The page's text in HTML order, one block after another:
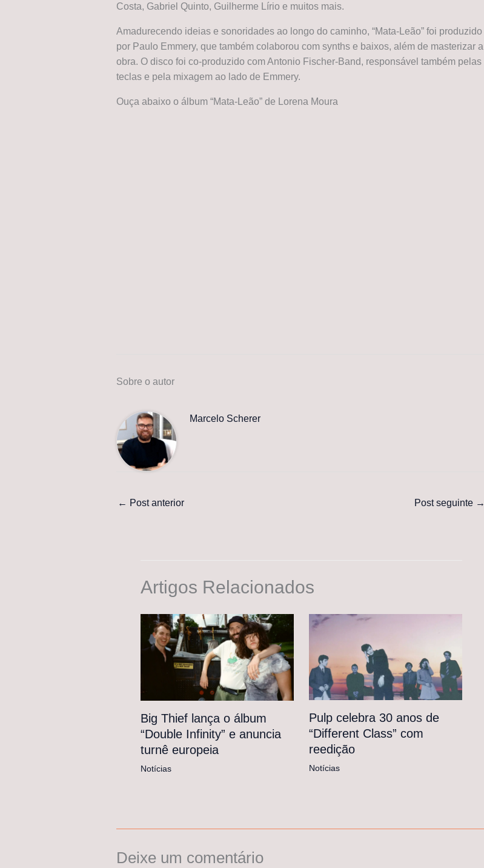
Costa, Gabriel Quinto, Guilherme Lírio e muitos mais.
Amadurecendo ideias e sonoridades ao longo do caminho, “Mata-Leão” foi produzido
por Paulo Emmery, que também colaborou com synths e baixos, além de masterizar a
obra. O disco foi co-produzido com Antonio Fischer-Band, responsável também pelas
teclas e pela mixagem ao lado de Emmery.
Ouça abaixo o álbum “Mata-Leão” de Lorena Moura
Sobre o autor
Marcelo Scherer
← Post anterior Post seguinte →
Artigos Relacionados
Big Thief lança o álbum
“Double Infinity” e anuncia
turnê europeia
Notícias
Pulp celebra 30 anos de
“Different Class” com
reedição
Notícias
Deixe um comentário